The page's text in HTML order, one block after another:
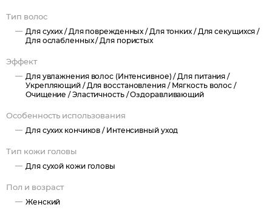
Тип волос
Для сухих / Для поврежденных / Для тонких / Для секущихся /
Для ослабленных / Для пористых
Эффект
Для увлажнения волос (Интенсивное) / Для питания /
Укрепляющий / Для восстановления / Мягкость волос /
Очищение /Эластичность /Оздоравливающий
Особенность использования
Для сухих кончиков / Интенсивный уход
Тип кожи головы
Для сухой кожи головы
Пол и возраст
Женский